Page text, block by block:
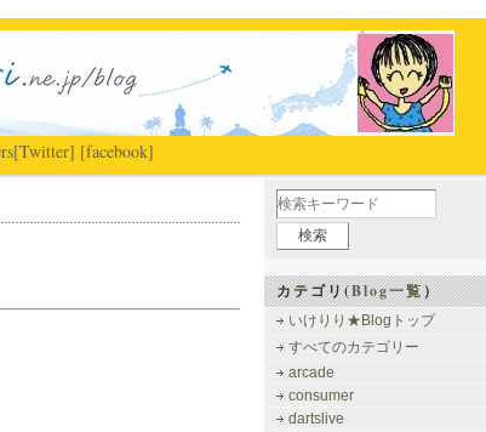
[Twitter] [facebook]
カテゴリ(Blog一覧）
いけりり★Blogトップ
すべてのカテゴリー
arcade
consumer
dartslive